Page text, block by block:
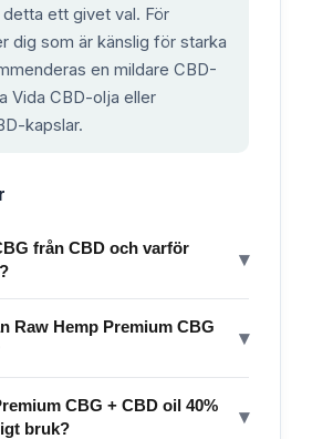
ett givet val. För
dig som är känslig för starka
en mildare CBD-
Vida CBD-olja eller
kapslar.
från CBD och varför
▾
Raw Hemp Premium CBG
▾
CBG + CBD oil 40%
bruk?
▾